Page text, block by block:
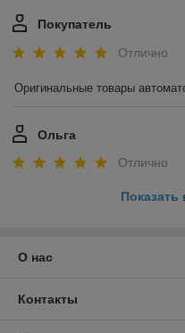
Покупатель
Отлично
Оригинальные товары
Ольга
Отлично
О нас
Контакты